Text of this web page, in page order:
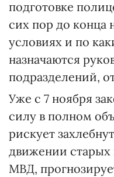
подготовке
сих пор до конца
условиях и по
назначаются
подразделений,
Уже с 7 ноября
силу в полном
рискует
движении старых
МВД,